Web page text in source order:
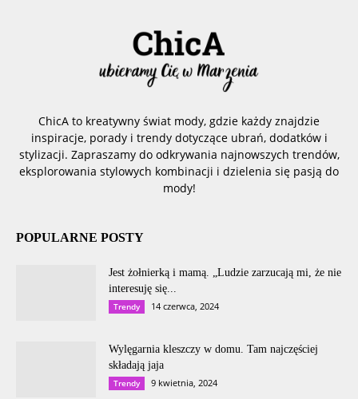
ChicA to kreatywny świat mody, gdzie każdy znajdzie
inspiracje, porady i trendy dotyczące ubrań, dodatków i
stylizacji. Zapraszamy do odkrywania najnowszych trendów,
eksplorowania stylowych kombinacji i dzielenia się pasją do
mody!
POPULARNE POSTY
Jest żołnierką i mamą. „Ludzie zarzucają mi, że nie
interesuję się...
Trendy 14 czerwca, 2024
Wylęgarnia kleszczy w domu. Tam najczęściej
składają jaja
Trendy 9 kwietnia, 2024